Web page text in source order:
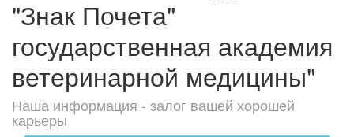
"Знак Почета"
государственная академия
ветеринарной медицины"
Наша информация - залог вашей хорошей
карьеры